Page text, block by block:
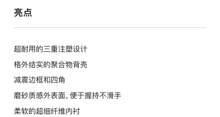
亮点
超耐用的三重注塑设计
格外结实的聚合物背壳
减震边框和四角
磨砂质感外表面，便于握持不滑手
柔软的超细纤维内衬